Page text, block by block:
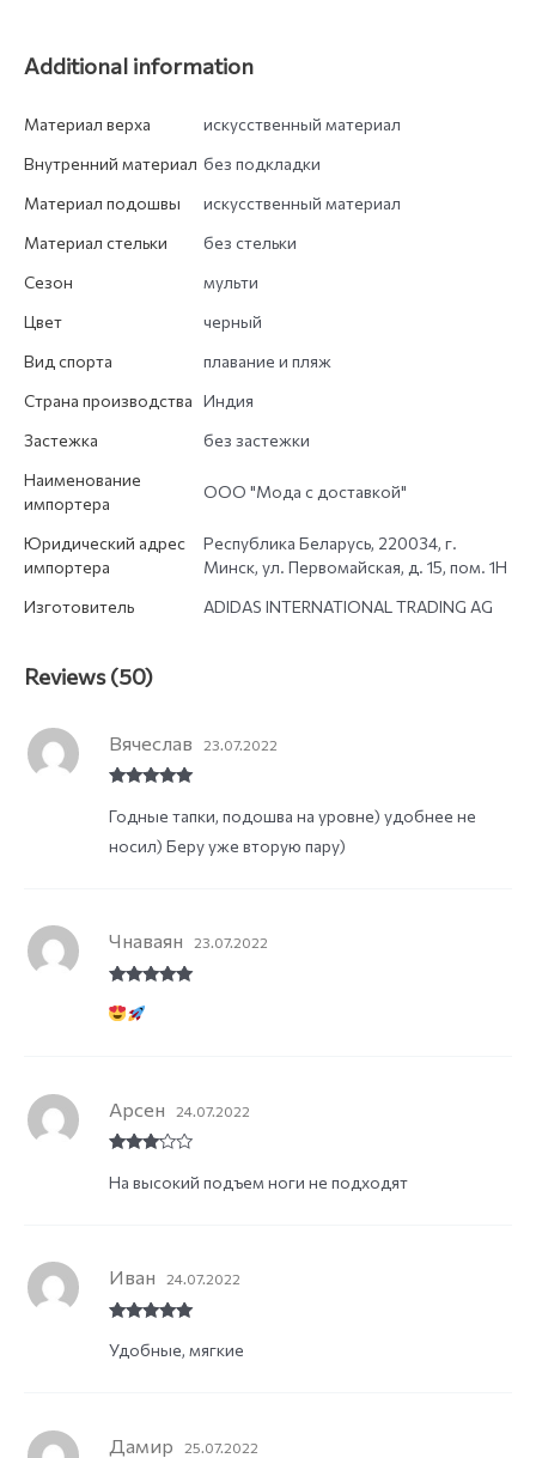
Additional information
Материал верха
искусственный материал
Внутренний материал без подкладки
Материал подошвы
искусственный материал
Материал стельки
без стельки
Сезон
мульти
Цвет
черный
Вид спорта
плавание и пляж
Страна производства Индия
Застежка
без застежки
Наименование
импортера
ООО "Мода с доставкой"
Юридический адрес
импортера
Республика Беларусь, 220034, г.
Минск, ул. Первомайская, д. 15, пом. 1Н
Изготовитель
ADIDAS INTERNATIONAL TRADING AG
Reviews (50)
of 5
Вячеслав 23.07.2022
Годные тапки, подошва на уровне) удобнее не
носил) Беру уже вторую пару)
of 5
Чнаваян 23.07.2022
out of
Арсен 24.07.2022
На высокий подъем ноги не подходят
of 5
Иван 24.07.2022
Удобные, мягкие
Дамир 25.07.2022